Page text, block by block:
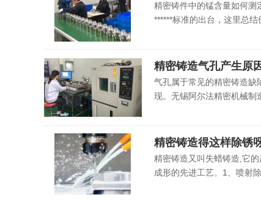
精密铸件中的锰含量如何测
******标准的出台，这里总
精密铸造气孔产生原
气孔属于常见的精密铸造缺
现。无锡阿尔法精密机械制
精密铸造得这样除锈
精密铸造又叫失蜡铸造,它
成形的先进工艺。1、喷射